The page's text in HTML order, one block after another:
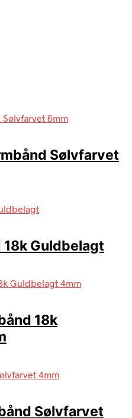
Sølvfarvet
18k Guldbelagt
18k
Sølvfarvet